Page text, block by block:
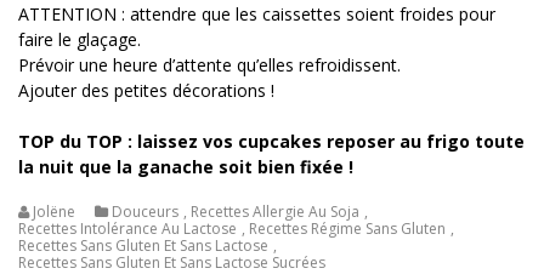
ATTENTION : attendre que les caissettes soient froides pour
faire le glaçage.
Prévoir une heure d’attente qu’elles refroidissent.
Ajouter des petites décorations !
TOP du TOP : laissez vos cupcakes reposer au frigo toute
la nuit que la ganache soit bien fixée !
Jolëne Douceurs , Recettes Allergie Au Soja ,
Recettes Intolérance Au Lactose , Recettes Régime Sans Gluten ,
Recettes Sans Gluten Et Sans Lactose ,
Recettes Sans Gluten Et Sans Lactose Sucrées